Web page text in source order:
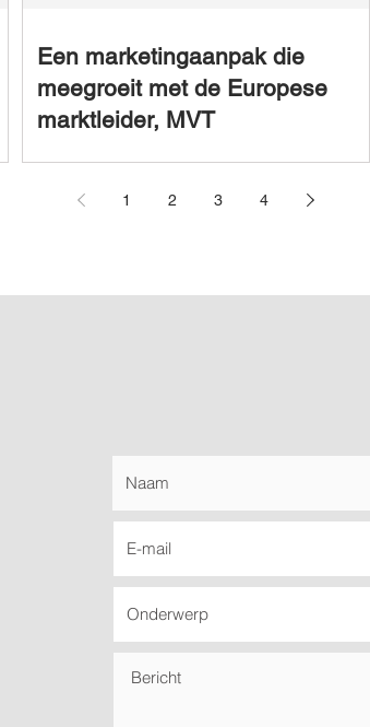
Een marketingaanpak die
meegroeit met de Europese
marktleider, MVT
1 2 3 4